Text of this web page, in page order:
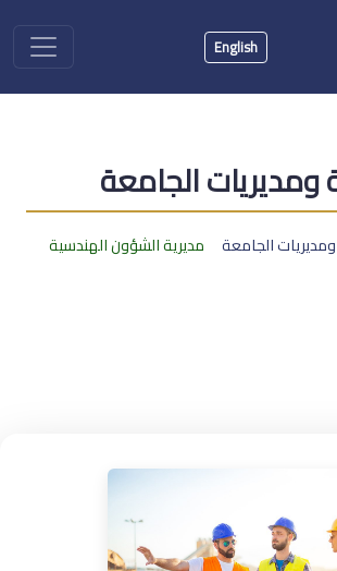
English
ومديريات الجامعة
الجامعة مديرية الشؤون الهندسية